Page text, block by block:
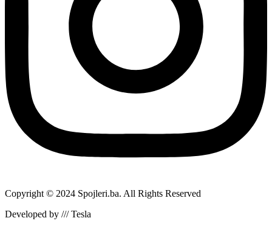
Copyright © 2024 Spojleri.ba. All Rights Reserved
Developed by /// Tesla